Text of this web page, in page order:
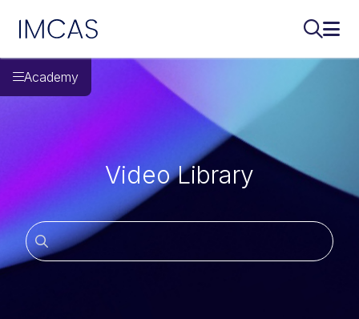
Перейти к основному содержимому
IMCAS
Academy
Video Library